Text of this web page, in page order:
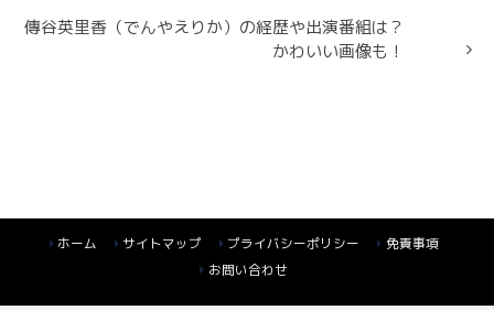
傳谷英里香（でんやえりか）の経歴や出演番組は？
かわいい画像も！
ホーム サイトマップ プライバシーポリシー
免責事項
お問い合わせ